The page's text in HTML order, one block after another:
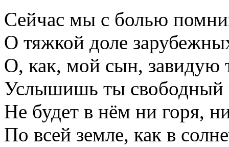
Сейчас мы с болью
О тяжкой доле
О, как, мой сын, завидую
Услышишь ты свободный
Не будет в нём ни горя,
По всей земле, как в